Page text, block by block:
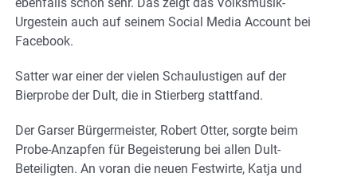
Urgestein auch auf seinem Social Media Account bei
Facebook.
Satter war einer der vielen Schaulustigen auf der
Bierprobe der Dult, die in Stierberg stattfand.
Der Garser Bürgermeister, Robert Otter, sorgte beim
Probe-Anzapfen für Begeisterung bei allen Dult-
Beteiligten. An voran die neuen Festwirte, Katja und